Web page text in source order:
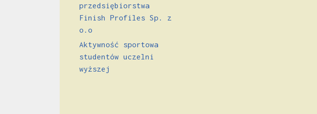
przedsiębiorstwa
Finish Profiles Sp. z
o.o
Aktywność sportowa
studentów uczelni
wyższej